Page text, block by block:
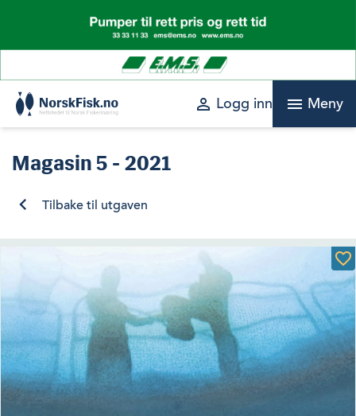
content
perm_identity Logg inn menu Meny
Magasin5 - 2021
Tilbake til utgaven